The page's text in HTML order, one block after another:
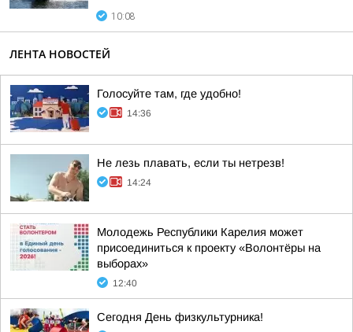
10:08
ЛЕНТА НОВОСТЕЙ
Голосуйте там, где удобно!
14:36
Не лезь плавать, если ты нетрезв!
14:24
Молодежь Республики Карелия может
присоединиться к проекту «Волонтёры на
выборах»
12:40
Сегодня День физкультурника!